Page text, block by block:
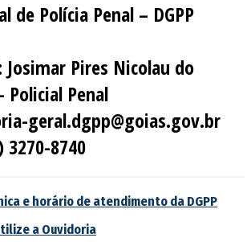
de Polícia Penal – DGPP
Pires Nicolau do
Policial Penal
geral.dgpp@goias.gov.br
3270-8740
e horário de atendimento da DGPP
a Ouvidoria